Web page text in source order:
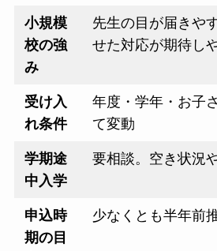
小規模
校の強
み
先生の目が届きや
せた対応が期待し
受け入
れ条件
年度・学年・お子
て変動
学期途
中入学
要相談。空き状況
申込時
期の目
少なくとも半年前